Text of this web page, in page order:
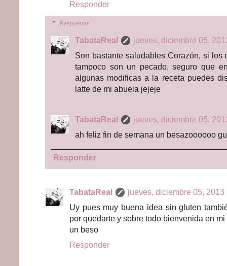
Responder
Respuestas
TabataReal
jueves, diciembre 05,
Son bastante saludables Corazón, si los
tampoco son un pecado, seguro que
algunas modificas a la receta puedes
latte de mi abuela jejeje
TabataReal
jueves, diciembre 05,
ah feliz fin de semana un besazoooooo
Responder
TabataReal
jueves, diciembre 05, 2013
Uy pues muy buena idea sin gluten
por quedarte y sobre todo bienvenida en
un beso
Responder